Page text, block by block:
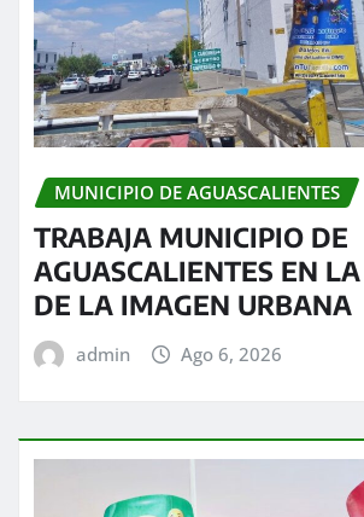
MUNICIPIO DE AGUASCALIENTES
TRABAJA MUNICIPIO DE
AGUASCALIENTES EN
DE LA IMAGEN URBANA
admin Ago 6, 2026